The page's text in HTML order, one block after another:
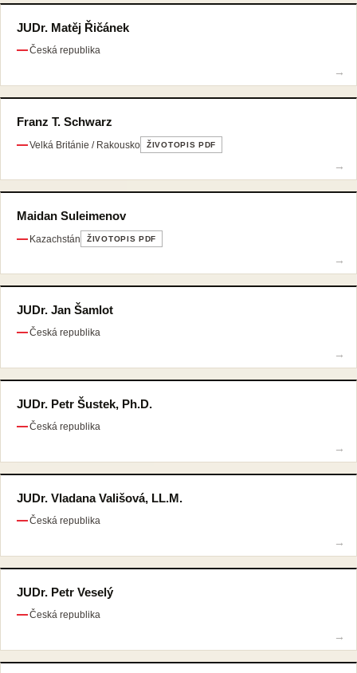
JUDr. Matěj Řičánek
Česká republika
Franz T. Schwarz
Velká Británie / Rakousko ŽIVOTOPIS PDF
Maidan Suleimenov
Kazachstán ŽIVOTOPIS PDF
JUDr. Jan Šamlot
Česká republika
JUDr. Petr Šustek, Ph.D.
Česká republika
JUDr. Vladana Vališová, LL.M.
Česká republika
JUDr. Petr Veselý
Česká republika